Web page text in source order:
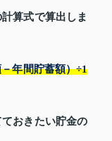
算式で算出しま
年間貯蓄額）÷1
おきたい貯金の